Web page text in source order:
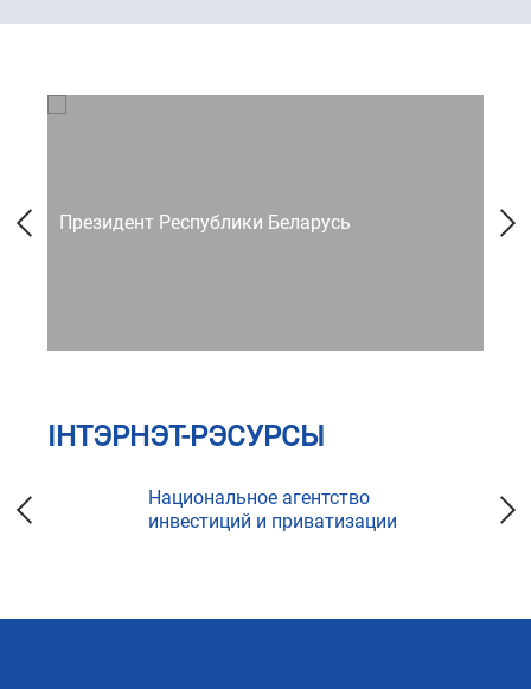
Президент Республики Беларусь
ІНТЭРНЭТ-РЭСУРСЫ
Национальное агентство
инвестиций и приватизации